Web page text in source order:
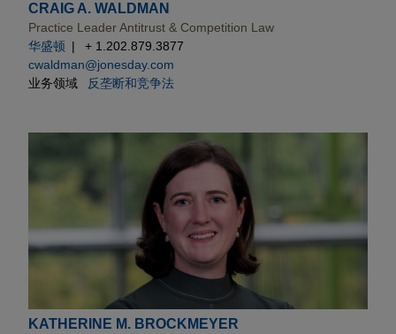
CRAIG A. WALDMAN
Practice Leader Antitrust & Competition Law
华盛顿
+ 1.202.879.3877
cwaldman@jonesday.com
业务领域
反垄断和竞争法
KATHERINE M. BROCKMEYER